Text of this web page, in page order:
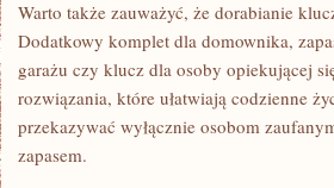
Warto także zauważyć, że dorabianie
Dodatkowy komplet dla domownika,
garażu czy klucz dla osoby opiekującej
rozwiązania, które ułatwiają codzienne
przekazywać wyłącznie osobom
zapasem.